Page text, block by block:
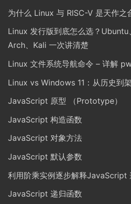
为什么 Linux 与 RISC-V 是天作之
Linux 发行版到底怎么选？Ubuntu
Arch、Kali 一次讲清楚
Linux 文件系统导航命令 – 详解
Linux vs Windows 11：从历史到
JavaScript 原型 （Prototype）
JavaScript 构造函数
JavaScript 对象方法
JavaScript 默认参数
利用阶乘实例逐步解释JavaScript
JavaScript 递归函数